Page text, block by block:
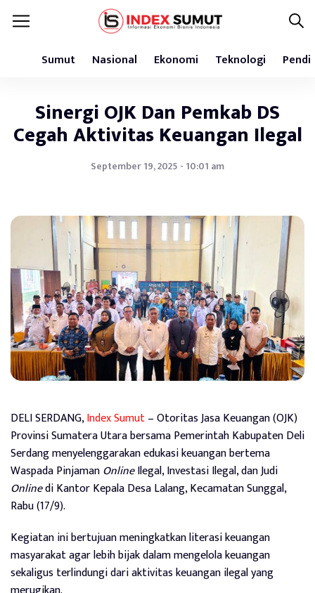
Sumut Nasional Ekonomi Teknologi
Sinergi OJK Dan Pemkab DS
Cegah Aktivitas Keuangan Ilegal
September 19, 2025 - 10:01 am
DELI SERDANG,Index Sumut– Otoritas Jasa Keuangan (OJK)
Provinsi Sumatera Utara bersama Pemerintah Kabupaten Deli
Serdang menyelenggarakan edukasi keuangan bertema
Waspada PinjamanOnlineIlegal, Investasi Ilegal, dan Judi
Onlinedi Kantor Kepala Desa Lalang, Kecamatan Sunggal,
Rabu (17/9).
Kegiatan ini bertujuan meningkatkan literasi keuangan
masyarakat agar lebih bijak dalam mengelola keuangan
sekaligus terlindungi dari aktivitas keuangan ilegal yang